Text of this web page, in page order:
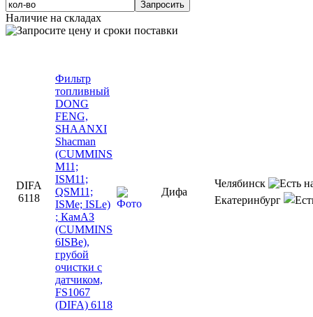
Запросить
Наличие на складах
DIFA
6118
Фильтр
топливный
DONG
FENG,
SHAANXI
Shacman
(CUMMINS
M11;
ISM11;
QSM11;
ISMe; ISLe)
; КамАЗ
(CUMMINS
6ISBe),
грубой
очистки с
датчиком,
FS1067
(DIFA) 6118
Дифа
Челябинск
Екатеринбург